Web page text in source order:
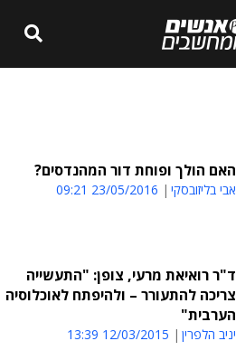
האם הולך ופוחת דור המהנדסים?
אבי בליזובסקי 23/05/2016 09:21
ד"ר רואיאת מרעי, צופן: "התעשייה
צריכה להתעורר – ולהיפתח לאוכלוסיה
הערבית"
יניב הלפרין 12/03/2015 13:39